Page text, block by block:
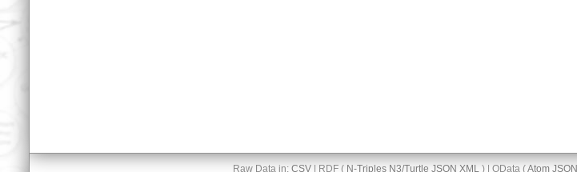
Raw Data in: CSV| RDF ( N-Triples N3/Turtle JSON XML) | OData (Atom JSON